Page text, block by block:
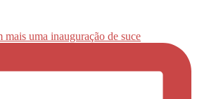
mais uma inauguração de suce